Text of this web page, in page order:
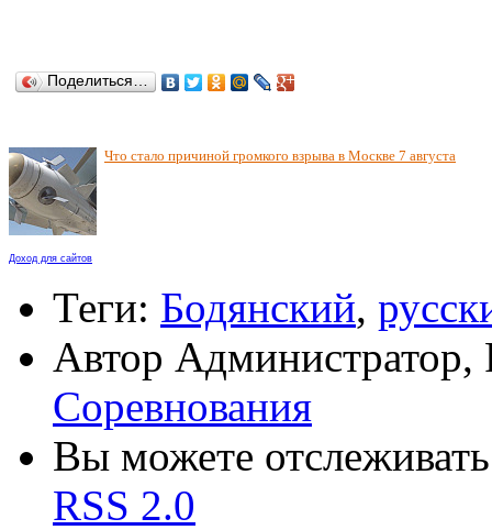
Поделиться…
Что стало причиной громкого взрыва в Москве 7 августа
Доход для сайтов
Теги: Бодянский,
Автор
Соревнования
Вы можете отслеживать
RSS 2.0